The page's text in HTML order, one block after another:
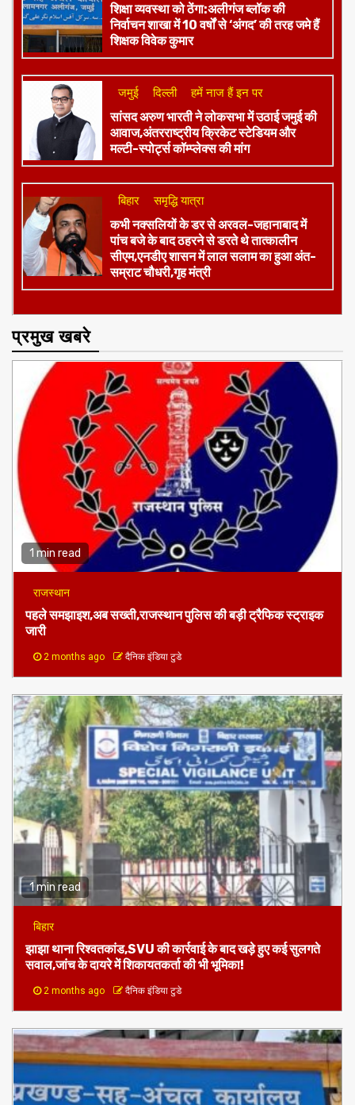
शिक्षा व्यवस्था को ठेंगा:अलीगंज ब्लॉक की
निर्वाचन शाखा में 10 वर्षों से ‘अंगद’ की तरह जमे हैं
शिक्षक विवेक कुमार
जमुई दिल्ली हमें नाज हैं इन पर
​सांसद अरुण भारती ने लोकसभा में उठाई जमुई की
आवाज,अंतरराष्ट्रीय क्रिकेट स्टेडियम और
मल्टी-स्पोर्ट्स कॉम्प्लेक्स की मांग
बिहार समृद्धि यात्रा
कभी नक्सलियों के डर से अरवल-जहानाबाद में
पांच बजे के बाद ठहरने से डरते थे तात्कालीन
सीएम,एनडीए शासन में लाल सलाम का हुआ अंत-
सम्राट चौधरी,गृह मंत्री
प्रमुख खबरे
1 min read
राजस्थान
पहले समझाइश,अब सख्ती,राजस्थान पुलिस की बड़ी ट्रैफिक स्ट्राइक
जारी
2 months ago दैनिक इंडिया टुडे
1 min read
बिहार
झाझा थाना रिश्वतकांड,SVU की कार्रवाई के बाद खड़े हुए कई सुलगते
सवाल,जांच के दायरे में शिकायतकर्ता की भी भूमिका!
2 months ago दैनिक इंडिया टुडे